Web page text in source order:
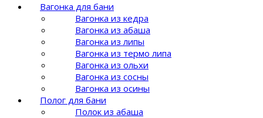
Вагонка для бани
Вагонка из кедра
Вагонка из абаша
Вагонка из липы
Вагонка из термо липа
Вагонка из ольхи
Вагонка из сосны
Вагонка из осины
Полог для бани
Полок из абаша